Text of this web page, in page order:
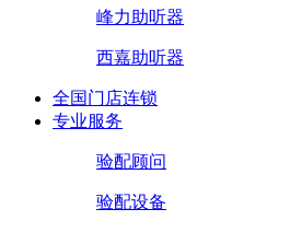
峰力助听器
西嘉助听器
全国门店连锁
专业服务
验配顾问
验配设备